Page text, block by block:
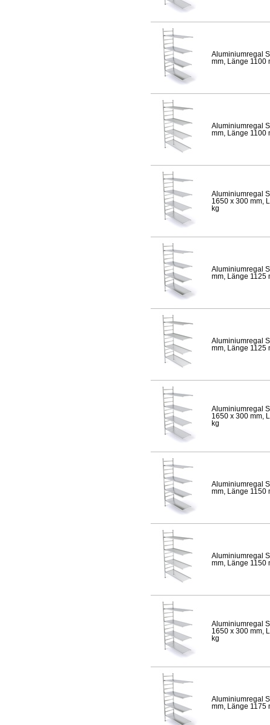
Aluminiumregal
mm, Länge 1100
Aluminiumregal
mm, Länge 1100
Aluminiumregal
1650 x 300 mm,
kg
Aluminiumregal
mm, Länge 1125
Aluminiumregal
mm, Länge 1125
Aluminiumregal
1650 x 300 mm,
kg
Aluminiumregal
mm, Länge 1150
Aluminiumregal
mm, Länge 1150
Aluminiumregal
1650 x 300 mm,
kg
Aluminiumregal
mm, Länge 1175